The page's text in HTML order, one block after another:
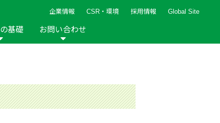
企業情報 CSR・環境 採用情報 Global Site
ルト 人気レシピ
手芸用品 編み針
ッズ ペーパークラフト
基礎 お問い合わせ